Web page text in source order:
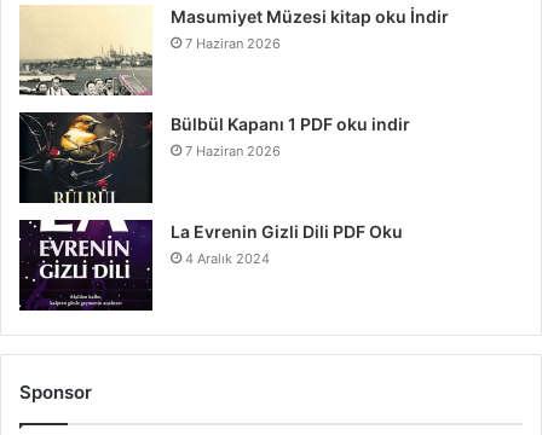
Masumiyet Müzesi kitap oku İndir
7 Haziran 2026
Bülbül Kapanı 1 PDF oku indir
7 Haziran 2026
La Evrenin Gizli Dili PDF Oku
4 Aralık 2024
Sponsor